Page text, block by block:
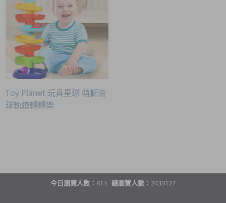
Toy Planet 玩具星球 萌獅滾
球軌道轉轉樂
今日瀏覽人數： 813 總瀏覽人數： 2433127